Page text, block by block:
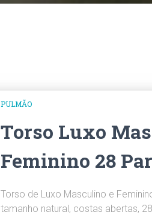
PULMÃO
Torso Luxo
Feminino 28
Torso de Luxo Masculino e
tamanho natural, costas abertas,